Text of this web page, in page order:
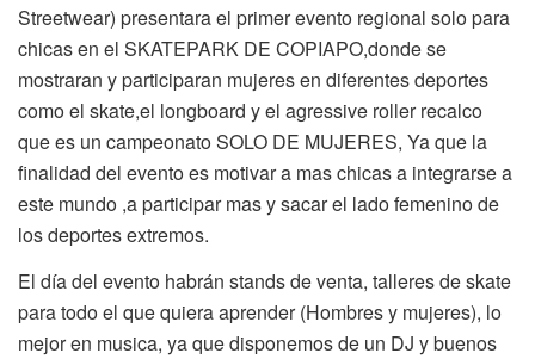
Streetwear) presentara el primer evento regional solo para
chicas en el SKATEPARK DE COPIAPO,donde se
mostraran y participaran mujeres en diferentes deportes
como el skate,el longboard y el agressive roller recalco
que es un campeonato SOLO DE MUJERES, Ya que la
finalidad del evento es motivar a mas chicas a integrarse a
este mundo ,a participar mas y sacar el lado femenino de
los deportes extremos.
El día del evento habrán stands de venta, talleres de skate
para todo el que quiera aprender (Hombres y mujeres), lo
mejor en musica, ya que disponemos de un DJ y buenos